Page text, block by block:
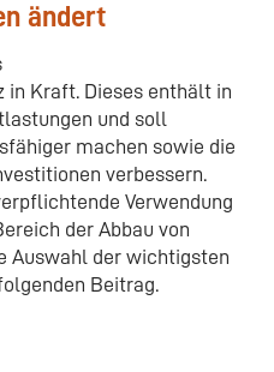
ändert
in Kraft. Dieses enthält in
und soll
machen sowie die
verbessern.
Verwendung
der Abbau von
Auswahl der wichtigsten
Beitrag.